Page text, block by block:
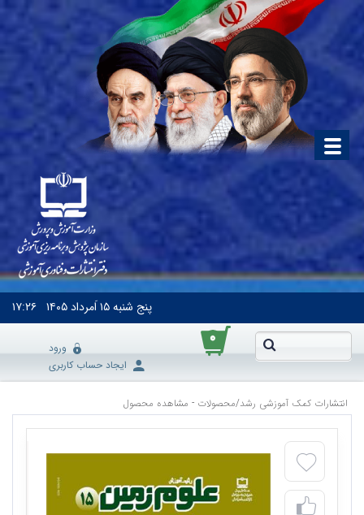
پنج شنبه۱۵ اَمرداد ۱۴۰۵ ۱۷:۲۶
۰
ورود
ایجاد حساب کاربری
انتشارات کمک آموزشی رشد/محصولات - مشاهده محصول